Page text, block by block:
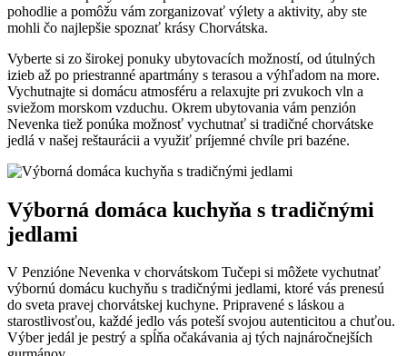
pohodlie a pomôžu vám zorganizovať výlety a aktivity, aby ste
mohli čo najlepšie spoznať krásy Chorvátska.
Vyberte si zo širokej ponuky ubytovacích možností, od útulných
izieb až po priestranné apartmány s terasou a výhľadom na more.
Vychutnajte si domácu atmosféru a relaxujte pri zvukoch vln a
sviežom morskom vzduchu. Okrem ubytovania vám penzión
Nevenka tiež ponúka možnosť vychutnať si tradičné chorvátske
jedlá v našej reštaurácii a využiť príjemné chvíle pri bazéne.
Výborná domáca kuchyňa s tradičnými
jedlami
V Penzióne Nevenka v chorvátskom Tučepi si môžete vychutnať
výbornú domácu kuchyňu s tradičnými jedlami, ktoré vás prenesú
do sveta pravej chorvátskej kuchyne. Pripravené s láskou a
starostlivosťou, každé jedlo vás poteší svojou autenticitou a chuťou.
Výber jedál je pestrý a spĺňa očakávania aj tých najnáročnejších